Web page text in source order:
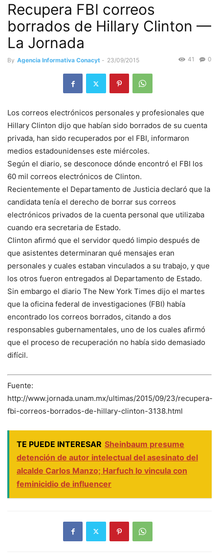
Recupera FBI correos
borrados de Hillary Clinton —
La Jornada
By Agencia Informativa Conacyt - 23/09/2015 0
41
Los correos electrónicos personales y profesionales que
Hillary Clinton dijo que habían sido borrados de su cuenta
privada, han sido recuperados por el FBI, informaron
medios estadounidenses este miércoles.
Según el diario, se desconoce dónde encontró el FBI los
60 mil correos electrónicos de Clinton.
Recientemente el Departamento de Justicia declaró que la
candidata tenía el derecho de borrar sus correos
electrónicos privados de la cuenta personal que utilizaba
cuando era secretaria de Estado.
Clinton afirmó que el servidor quedó limpio después de
que asistentes determinaran qué mensajes eran
personales y cuales estaban vinculados a su trabajo, y que
los otros fueron entregados al Departamento de Estado.
Sin embargo el diario The New York Times dijo el martes
que la oficina federal de investigaciones (FBI) había
encontrado los correos borrados, citando a dos
responsables gubernamentales, uno de los cuales afirmó
que el proceso de recuperación no había sido demasiado
difícil.
Fuente:
http://www.jornada.unam.mx/ultimas/2015/09/23/recupera-
fbi-correos-borrados-de-hillary-clinton-3138.html
TE PUEDE INTERESAR Sheinbaum presume
detención de autor intelectual del asesinato del
alcalde Carlos Manzo; Harfuch lo vincula con
feminicidio de influencer